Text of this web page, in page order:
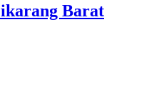
Barat